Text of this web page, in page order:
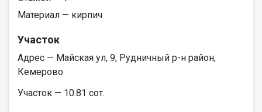
Материал — кирпич
Участок
Адрес — Майская ул, 9, Рудничный р-н район,
Кемерово
Участок — 10.81 сот.